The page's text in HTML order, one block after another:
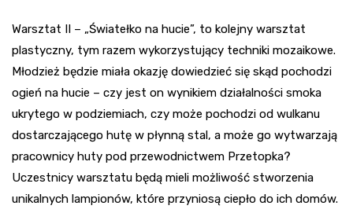
Warsztat II – „Światełko na hucie”, to kolejny warsztat
plastyczny, tym razem wykorzystujący techniki mozaikowe.
Młodzież będzie miała okazję dowiedzieć się skąd pochodzi
ogień na hucie – czy jest on wynikiem działalności smoka
ukrytego w podziemiach, czy może pochodzi od wulkanu
dostarczającego hutę w płynną stal, a może go wytwarzają
pracownicy huty pod przewodnictwem Przetopka?
Uczestnicy warsztatu będą mieli możliwość stworzenia
unikalnych lampionów, które przyniosą ciepło do ich domów.